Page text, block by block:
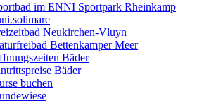
im ENNI Sportpark Rheinkamp
Neukirchen-Vluyn
Bettenkamper Meer
Bäder
Bäder
buchen